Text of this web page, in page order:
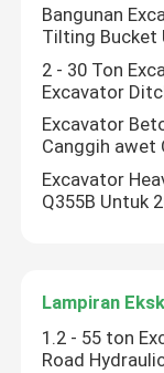
Bangunan
Tilting Bucket
2 - 30 Ton
Excavator
Excavator
Canggih awet
Excavator
Q355B Untuk
Lampiran
1.2 - 55 ton
Road